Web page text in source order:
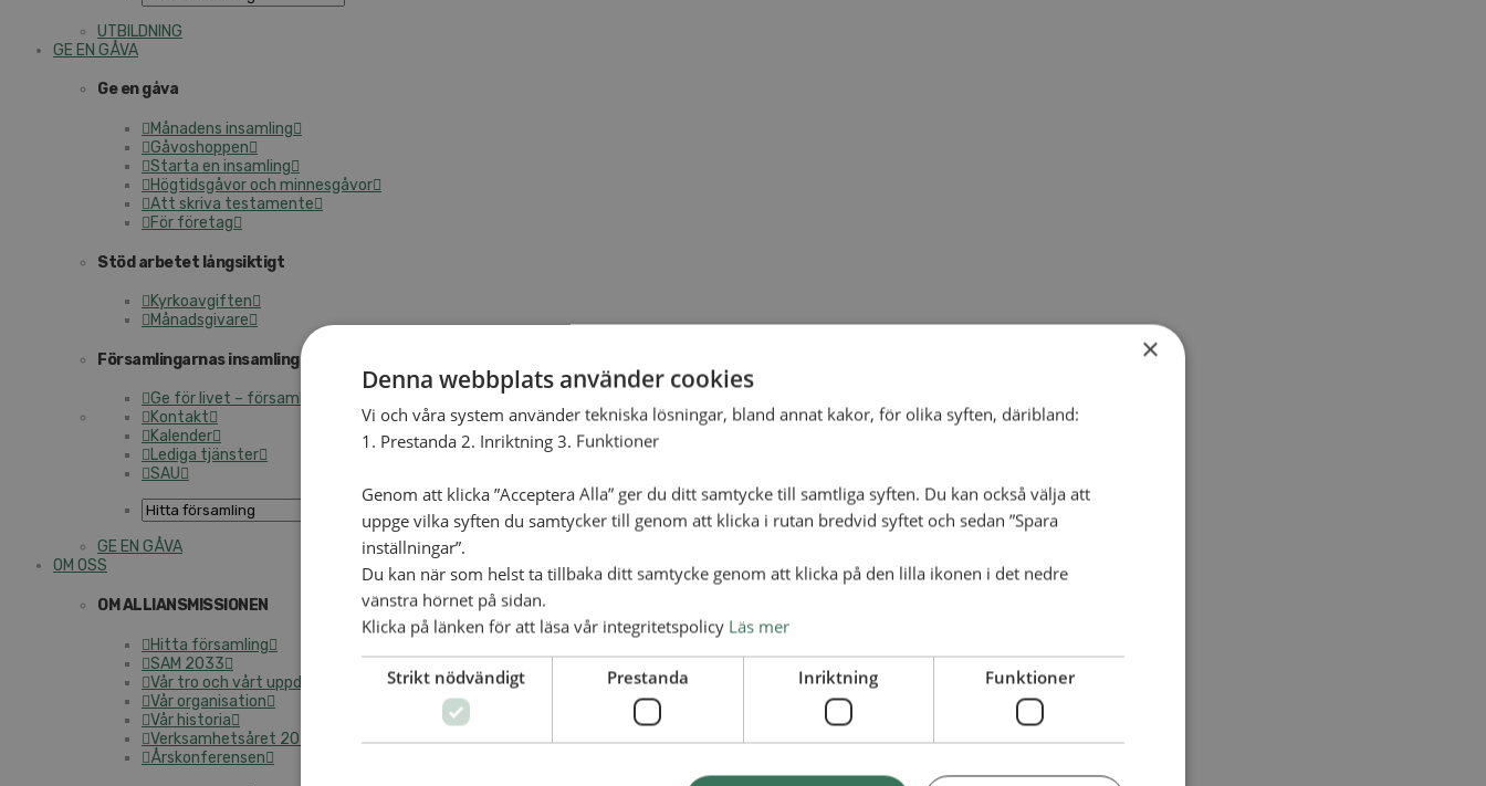
UTBILDNING
GE EN GÅVA
Ge en gåva
Månadens insamling
Gåvoshoppen
Starta en insamling
Högtidsgåvor och minnesgåvor
Att skriva testamente
För företag
Stöd arbetet långsiktigt
Kyrkoavgiften
Månadsgivare
Församlingarnas insamlingsarbete
Ge för livet – församlingens insamling
Kontakt
Kalender
Lediga tjänster
SAU
GE EN GÅVA
OM OSS
OM ALLIANSMISSIONEN
Hitta församling
SAM 2033
Vår tro och vårt uppdrag
Vår organisation
Vår historia
Verksamhetsåret 2025
Årskonferensen
×
Denna webbplats använder cookies
Vi och våra system använder tekniska lösningar, bland annat kakor, för olika syften, däribland:
1. Prestanda 2. Inriktning 3. Funktioner
Genom att klicka ”Acceptera Alla” ger du ditt samtycke till samtliga syften. Du kan också välja att
uppge vilka syften du samtycker till genom att klicka i rutan bredvid syftet och sedan ”Spara
inställningar”.
Du kan när som helst ta tillbaka ditt samtycke genom att klicka på den lilla ikonen i det nedre
vänstra hörnet på sidan.
Klicka på länken för att läsa vår integritetspolicy Läs mer
Strikt nödvändigt Prestanda Inriktning Funktioner